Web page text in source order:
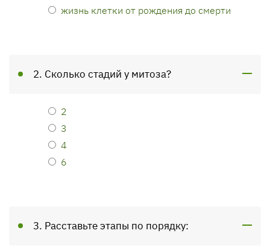
жизнь клетки от рождения до смерти
2. Сколько стадий у митоза?
2
3
4
6
3. Расставьте этапы по порядку: